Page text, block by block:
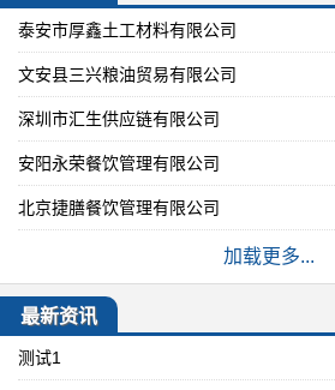
泰安市厚鑫土工材料有限公司
文安县三兴粮油贸易有限公司
深圳市汇生供应链有限公司
安阳永荣餐饮管理有限公司
北京捷膳餐饮管理有限公司
加载更多...
最新资讯
测试1